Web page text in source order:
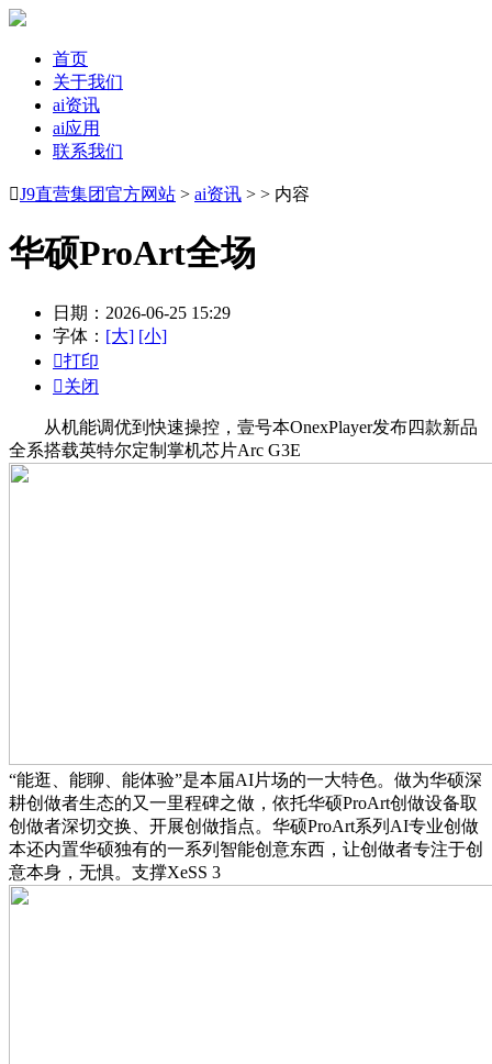
首页
关于我们
ai资讯
ai应用
联系我们
J9直营集团官方网站 > ai资讯 > > 内容
华硕ProArt全场
日期：2026-06-25 15:29
字体： [大] [小]
打印
关闭
从机能调优到快速操控，壹号本OnexPlayer发布四款新品
全系搭载英特尔定制掌机芯片Arc G3E
“能逛、能聊、能体验”是本届AI片场的一大特色。做为华硕深
耕创做者生态的又一里程碑之做，依托华硕ProArt创做设备取
创做者深切交换、开展创做指点。华硕ProArt系列AI专业创做
本还内置华硕独有的一系列智能创意东西，让创做者专注于创
意本身，无惧。支撑XeSS 3